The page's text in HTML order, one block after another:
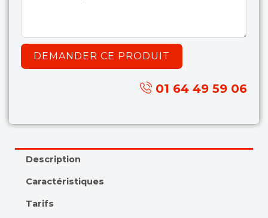
DEMANDER CE PRODUIT
01 64 49 59 06
Description
Caractéristiques
Tarifs